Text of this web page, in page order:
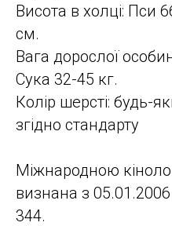
Висота в холці: Пси
см.
Вага дорослої
Сука 32-45 кг.
Колір шерсті: будь-
згідно стандарту
Міжнародною
визнана з
344.